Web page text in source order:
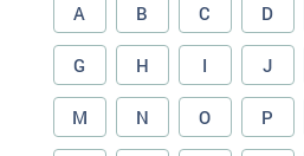
A B C D
G H I J
M N O P